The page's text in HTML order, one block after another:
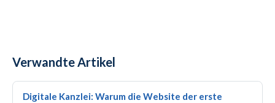
Verwandte Artikel
Digitale Kanzlei: Warum die Website der erste